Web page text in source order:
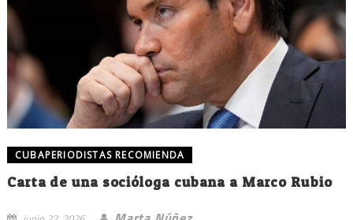
CUBAPERIODISTAS RECOMIENDA
Carta de una socióloga cubana a Marco Rubio